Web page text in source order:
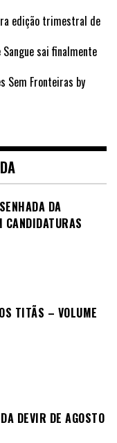
edição trimestral de
sai finalmente
Sem Fronteiras by
DA
TITÃS – VOLUME
DEVIR DE AGOSTO